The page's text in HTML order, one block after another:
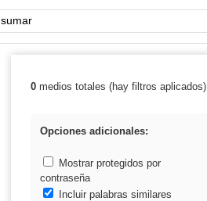
Palabra o frase:
Resultados de: sumar
0medios totales (hay filtros aplicados)
Opciones adicionales:
Mostrar protegidos por
contraseña
Incluir palabras similares